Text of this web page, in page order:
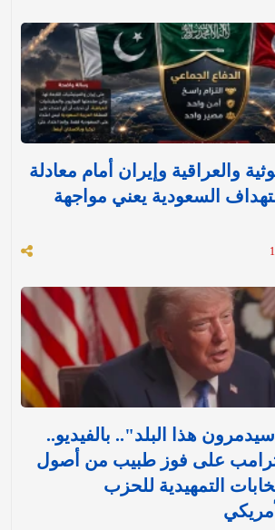
والعراقية وإيران أمام معادلة
السعودية يعني مواجهة
هذا البلد".. بالفيديو..
ترامب على فوز طبيب من أصول
التمهيدية للحزب